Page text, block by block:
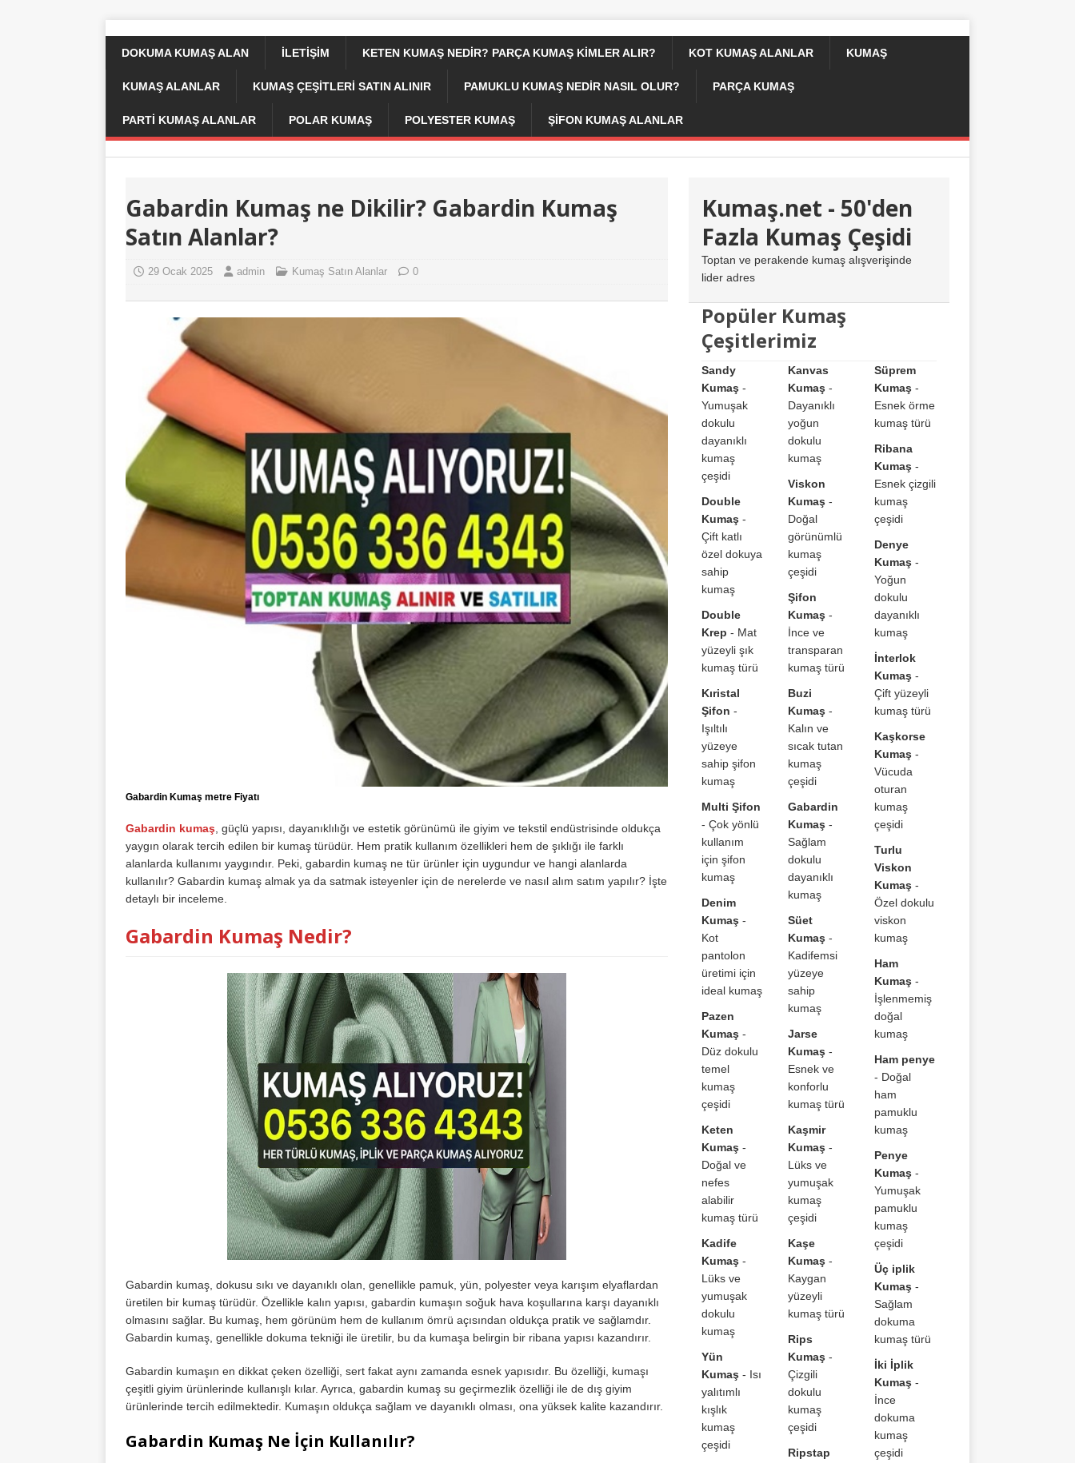
DOKUMA KUMAŞ ALAN İLETIŞIM KETEN KUMAŞ NEDIR? PARÇA KUMAŞ KIMLER ALIR? KOT KUMAŞ ALANLAR KUMAŞ
KUMAŞ ALANLAR KUMAŞ ÇEŞİTLERİ SATIN ALINIR PAMUKLU KUMAŞ NEDIR NASIL OLUR? PARÇA KUMAŞ
PARTI KUMAŞ ALANLAR POLAR KUMAŞ POLYESTER KUMAŞ ŞIFON KUMAŞ ALANLAR
Gabardin Kumaş ne Dikilir? Gabardin Kumaş
Satın Alanlar?
29 Ocak 2025 admin Kumaş Satın Alanlar 0
Gabardin Kumaş metre Fiyatı
Gabardin kumaş, güçlü yapısı, dayanıklılığı ve estetik görünümü ile giyim ve tekstil endüstrisinde oldukça
yaygın olarak tercih edilen bir kumaş türüdür. Hem pratik kullanım özellikleri hem de şıklığı ile farklı
alanlarda kullanımı yaygındır. Peki, gabardin kumaş ne tür ürünler için uygundur ve hangi alanlarda
kullanılır? Gabardin kumaş almak ya da satmak isteyenler için de nerelerde ve nasıl alım satım yapılır? İşte
detaylı bir inceleme.
Gabardin Kumaş Nedir?
Gabardin kumaş, dokusu sıkı ve dayanıklı olan, genellikle pamuk, yün, polyester veya karışım elyaflardan
üretilen bir kumaş türüdür. Özellikle kalın yapısı, gabardin kumaşın soğuk hava koşullarına karşı dayanıklı
olmasını sağlar. Bu kumaş, hem görünüm hem de kullanım ömrü açısından oldukça pratik ve sağlamdır.
Gabardin kumaş, genellikle dokuma tekniği ile üretilir, bu da kumaşa belirgin bir ribana yapısı kazandırır.
Gabardin kumaşın en dikkat çeken özelliği, sert fakat aynı zamanda esnek yapısıdır. Bu özelliği, kumaşı
çeşitli giyim ürünlerinde kullanışlı kılar. Ayrıca, gabardin kumaş su geçirmezlik özelliği ile de dış giyim
ürünlerinde tercih edilmektedir. Kumaşın oldukça sağlam ve dayanıklı olması, ona yüksek kalite kazandırır.
Gabardin Kumaş Ne İçin Kullanılır?
Kumaş.net - 50'den
Fazla Kumaş Çeşidi
Toptan ve perakende kumaş alışverişinde
lider adres
Popüler Kumaş
Çeşitlerimiz
Sandy
Kumaş -
Yumuşak
dokulu
dayanıklı
kumaş
çeşidi
Double
Kumaş -
Çift katlı
özel dokuya
sahip
kumaş
Double
Krep - Mat
yüzeyli şık
kumaş türü
Kıristal
Şifon -
Işıltılı
yüzeye
sahip şifon
kumaş
Multi Şifon
- Çok yönlü
kullanım
için şifon
kumaş
Denim
Kumaş -
Kot
pantolon
üretimi için
ideal kumaş
Pazen
Kumaş -
Düz dokulu
temel
kumaş
çeşidi
Keten
Kumaş -
Doğal ve
nefes
alabilir
kumaş türü
Kadife
Kumaş -
Lüks ve
yumuşak
dokulu
kumaş
Yün
Kumaş - Isı
yalıtımlı
kışlık
kumaş
çeşidi
Kanvas
Kumaş -
Dayanıklı
yoğun
dokulu
kumaş
Viskon
Kumaş -
Doğal
görünümlü
kumaş
çeşidi
Şifon
Kumaş -
İnce ve
transparan
kumaş türü
Buzi
Kumaş -
Kalın ve
sıcak tutan
kumaş
çeşidi
Gabardin
Kumaş -
Sağlam
dokulu
dayanıklı
kumaş
Süet
Kumaş -
Kadifemsi
yüzeye
sahip
kumaş
Jarse
Kumaş -
Esnek ve
konforlu
kumaş türü
Kaşmir
Kumaş -
Lüks ve
yumuşak
kumaş
çeşidi
Kaşe
Kumaş -
Kaygan
yüzeyli
kumaş türü
Rips
Kumaş -
Çizgili
dokulu
kumaş
çeşidi
Ripstap
Süprem
Kumaş -
Esnek örme
kumaş türü
Ribana
Kumaş -
Esnek çizgili
kumaş
çeşidi
Denye
Kumaş -
Yoğun
dokulu
dayanıklı
kumaş
İnterlok
Kumaş -
Çift yüzeyli
kumaş türü
Kaşkorse
Kumaş -
Vücuda
oturan
kumaş
çeşidi
Turlu
Viskon
Kumaş -
Özel dokulu
viskon
kumaş
Ham
Kumaş -
İşlenmemiş
doğal
kumaş
Ham penye
- Doğal
ham
pamuklu
kumaş
Penye
Kumaş -
Yumuşak
pamuklu
kumaş
çeşidi
Üç iplik
Kumaş -
Sağlam
dokuma
kumaş türü
İki İplik
Kumaş -
İnce
dokuma
kumaş
çeşidi